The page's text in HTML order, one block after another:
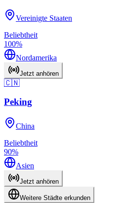
Vereinigte Staaten
Beliebtheit
100%
Nordamerika
Jetzt anhören
🇨🇳
Peking
China
Beliebtheit
90%
Asien
Jetzt anhören
Weitere Städte erkunden